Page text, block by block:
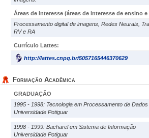
Áreas de Interesse (áreas de interesse de ensino e
Processamento digital de imagens, Redes Neurais,
RV e RA
Currículo Lattes:
http://lattes.cnpq.br/5057165446370629
Formação Acadêmica
GRADUAÇÃO
1995 - 1998: Tecnologia em Processamento de Dados
Universidade Potiguar
1998 - 1999: Bacharel em Sistema de Informação
Universidade Potiguar